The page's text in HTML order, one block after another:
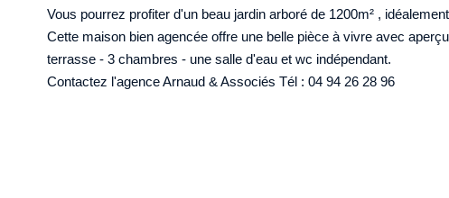
Vous pourrez profiter d'un beau jardin arboré de 1200m² ,
Cette maison bien agencée offre une belle pièce à vivre avec
terrasse - 3 chambres - une salle d'eau et wc indépendant.
Contactez l'agence Arnaud & Associés Tél : 04 94 26 28 96